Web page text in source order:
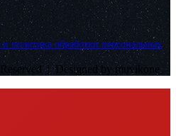
политика обработки персональных
Reserved |Designed by muvikone